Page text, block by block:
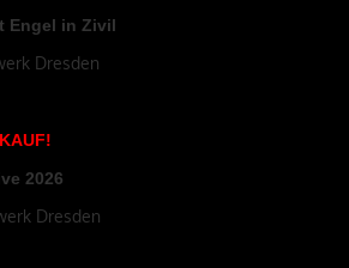
Engel in Zivil
Dresden
!
2026
Dresden